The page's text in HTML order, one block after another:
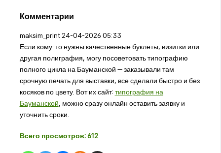
Комментарии
maksim_print 24-04-2026 05:33
Если кому-то нужны качественные буклеты, визитки или
другая полиграфия, могу посоветовать типографию
полного цикла на Бауманской — заказывали там
срочную печать для выставки, все сделали быстро и без
косяков по цвету. Вот их сайт: типография на
Бауманской, можно сразу онлайн оставить заявку и
уточнить сроки.
Всего просмотров: 612